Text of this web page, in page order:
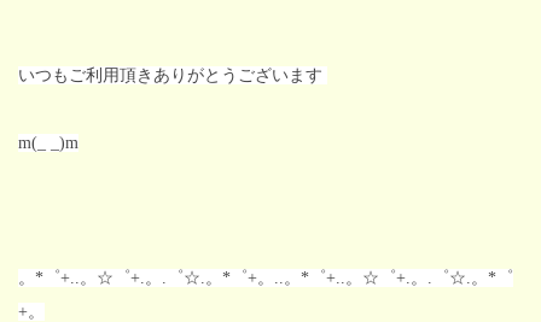
いつもご利用頂きありがとうございます
m(_ _)m
。*゜+..。☆゜+.。.゜☆.。*゜+。..。*゜+..。☆゜+.。.゜☆.。*゜
+。